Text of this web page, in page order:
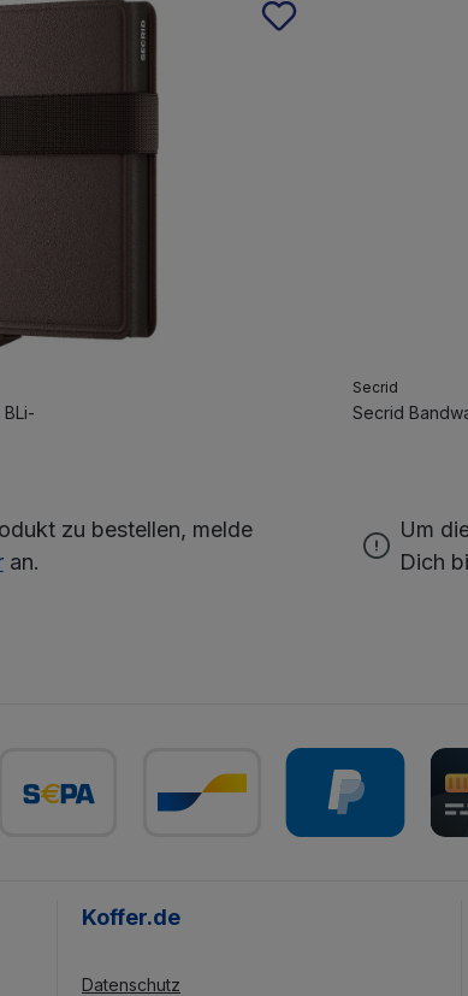
zu bestellen, melde
an.
Secrid
Secrid
Um
Dich
Koffer.de
Datenschutz